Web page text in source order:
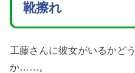
靴擦れ
工藤さんに彼女がいるかど
か……。